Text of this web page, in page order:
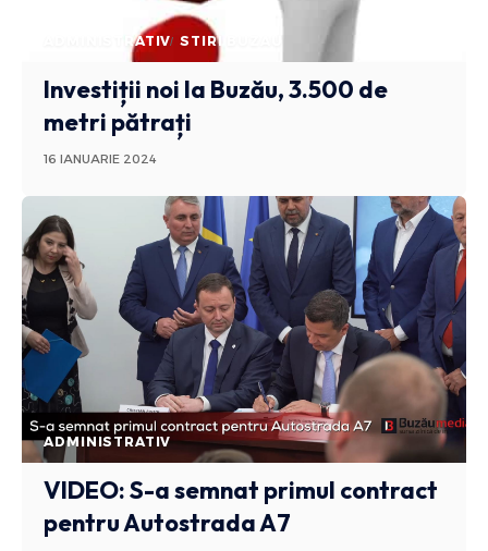
ADMINISTRATIV STIRI BUZAU
Investiții noi la Buzău, 3.500 de
metri pătrați
16 IANUARIE 2024
ADMINISTRATIV
VIDEO: S-a semnat primul contract
pentru Autostrada A7